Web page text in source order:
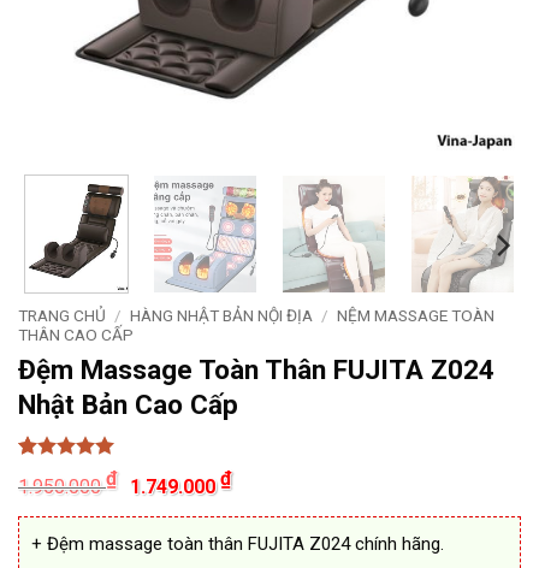
TRANG CHỦ / HÀNG NHẬT BẢN NỘI ĐỊA / NỆM MASSAGE TOÀN
THÂN CAO CẤP
Đệm Massage Toàn Thân FUJITA Z024
Nhật Bản Cao Cấp
5 trên 5
dựa trên
15
đánh giá
1.950.000₫
Giá
gốc
là:
1.950.000 ₫.
1.749.000₫Giá
hiện
tại
là:
1.749.000 ₫.
+ Đệm massage toàn thân FUJITA Z024 chính hãng.